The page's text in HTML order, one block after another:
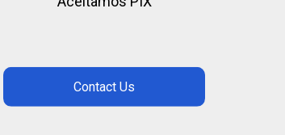
BOTTES EN
CORDURA
BOTTES DE POLO,BOTTES
POLO TEXANS
EQUITATION